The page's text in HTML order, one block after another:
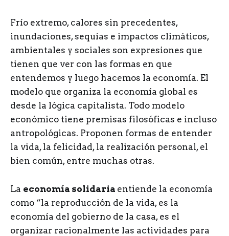
Frío extremo, calores sin precedentes,
inundaciones, sequías e impactos climáticos,
ambientales y sociales son expresiones que
tienen que ver con las formas en que
entendemos y luego hacemos la economía. El
modelo que organiza la economía global es
desde la lógica capitalista. Todo modelo
económico tiene premisas filosóficas e incluso
antropológicas. Proponen formas de entender
la vida, la felicidad, la realización personal, el
bien común, entre muchas otras.
La economía solidaria entiende la economía
como “la reproducción de la vida, es la
economía del gobierno de la casa, es el
organizar racionalmente las actividades para